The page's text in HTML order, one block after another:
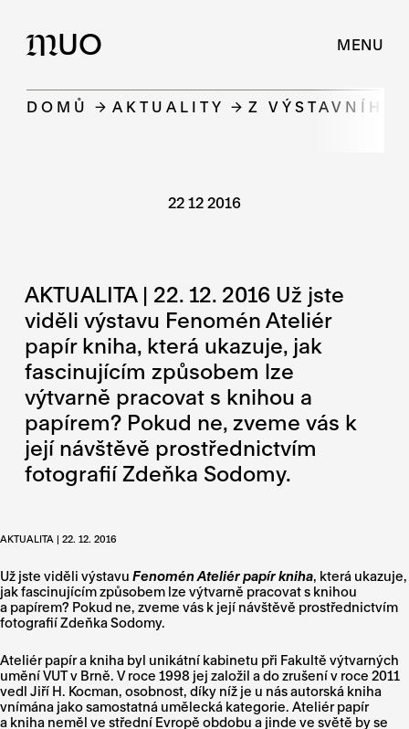
MUO MENU
DOMŮ AKTUALITY Z VÝSTAVNÍHO
22 12 2016
AKTUALITA | 22. 12. 2016 Už jste
viděli výstavu Fenomén Ateliér
papír kniha, která ukazuje, jak
fascinujícím způsobem lze
výtvarně pracovat s knihou a
papírem? Pokud ne, zveme vás k
její návštěvě prostřednictvím
fotografií Zdeňka Sodomy.
AKTUALITA | 22. 12. 2016
Už jste viděli výstavu Fenomén Ateliér papír kniha, která ukazuje,
jak fascinujícím způsobem lze výtvarně pracovat s knihou
a papírem? Pokud ne, zveme vás k její návštěvě prostřednictvím
fotografií Zdeňka Sodomy.
Ateliér papír a kniha byl unikátní kabinetu při Fakultě výtvarných
umění VUT v Brně. V roce 1998 jej založil a do zrušení v roce 2011
vedl Jiří H. Kocman, osobnost, díky níž je u nás autorská kniha
vnímána jako samostatná umělecká kategorie. Ateliér papír
a kniha neměl ve střední Evropě obdobu a jinde ve světě by se